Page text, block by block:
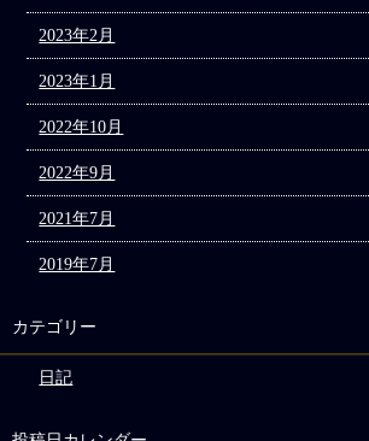
2023年2月
2023年1月
2022年10月
2022年9月
2021年7月
2019年7月
カテゴリー
日記